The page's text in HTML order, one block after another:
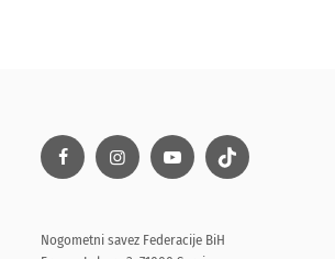
Nogometni savez Federacije BiH